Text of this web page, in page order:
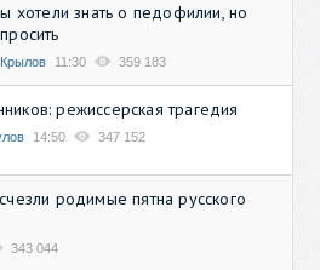
хотели знать о педофилии, но
Крылов 11:30 359 183
режиссерская трагедия
14:50 347 152
родимые пятна русского
343 044